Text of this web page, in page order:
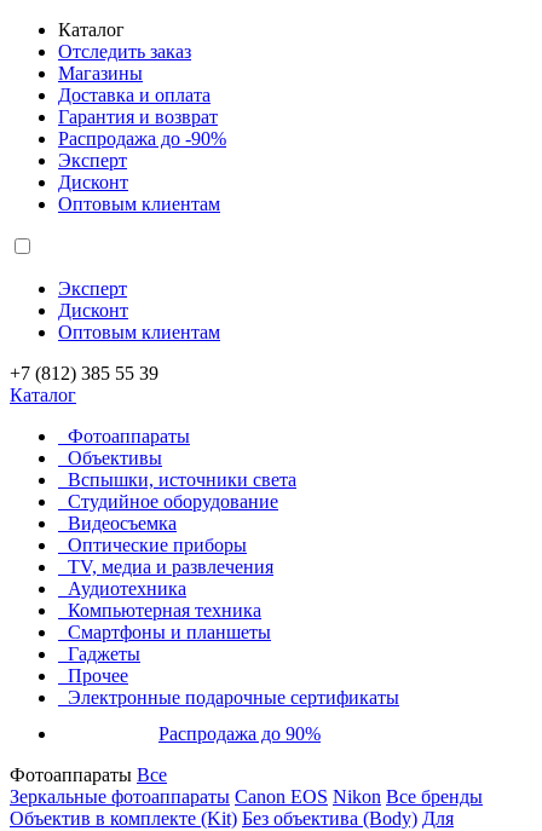
Каталог
Отследить заказ
Магазины
Доставка и оплата
Гарантия и возврат
Распродажа до -90%
Эксперт
Дисконт
Оптовым клиентам
Эксперт
Дисконт
Оптовым клиентам
+7 (812) 385 55 39
Каталог
Фотоаппараты
Объективы
Вспышки, источники света
Студийное оборудование
Видеосъемка
Оптические приборы
TV, медиа и развлечения
Аудиотехника
Компьютерная техника
Смартфоны и планшеты
Гаджеты
Прочее
Электронные подарочные сертификаты
Распродажа до 90%
Фотоаппараты Все
Зеркальные фотоаппараты Canon EOS Nikon Все бренды
Объектив в комплекте (Kit) Без объектива (Body) Для